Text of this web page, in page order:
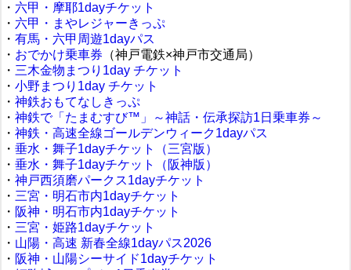
・ 六甲・摩耶1dayチケット
・ 六甲・まやレジャーきっぷ
・ 有馬・六甲周遊1dayパス
・ おでかけ乗車券 （神戸電鉄×神戸市交通局）
・ 三木金物まつり1day チケット
・ 小野まつり1day チケット
・ 神鉄おもてなしきっぷ
・ 神鉄で「たまむすび™」～神話・伝承探訪1日乗車券～
・ 神鉄・高速全線ゴールデンウィーク1dayパス
・ 垂水・舞子1dayチケット（三宮版）
・ 垂水・舞子1dayチケット（阪神版）
・ 神戸西須磨パークス1dayチケット
・ 三宮・明石市内1dayチケット
・ 阪神・明石市内1dayチケット
・ 三宮・姫路1dayチケット
・ 山陽・高速 新春全線1dayパス2026
・ 阪神・山陽シーサイド1dayチケット